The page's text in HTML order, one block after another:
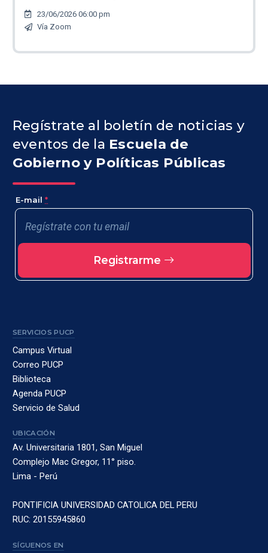
23/06/2026 06:00 pm
Vía Zoom
Regístrate al boletín de noticias y
eventos de la Escuela de
Gobierno y Políticas Públicas
E-mail *
Registrarme
SERVICIOS PUCP
Campus Virtual
Correo PUCP
Biblioteca
Agenda PUCP
Servicio de Salud
UBICACIÓN
Av. Universitaria 1801, San Miguel
Complejo Mac Gregor, 11° piso.
Lima - Perú
PONTIFICIA UNIVERSIDAD CATOLICA DEL PERU
RUC: 20155945860
SÍGUENOS EN